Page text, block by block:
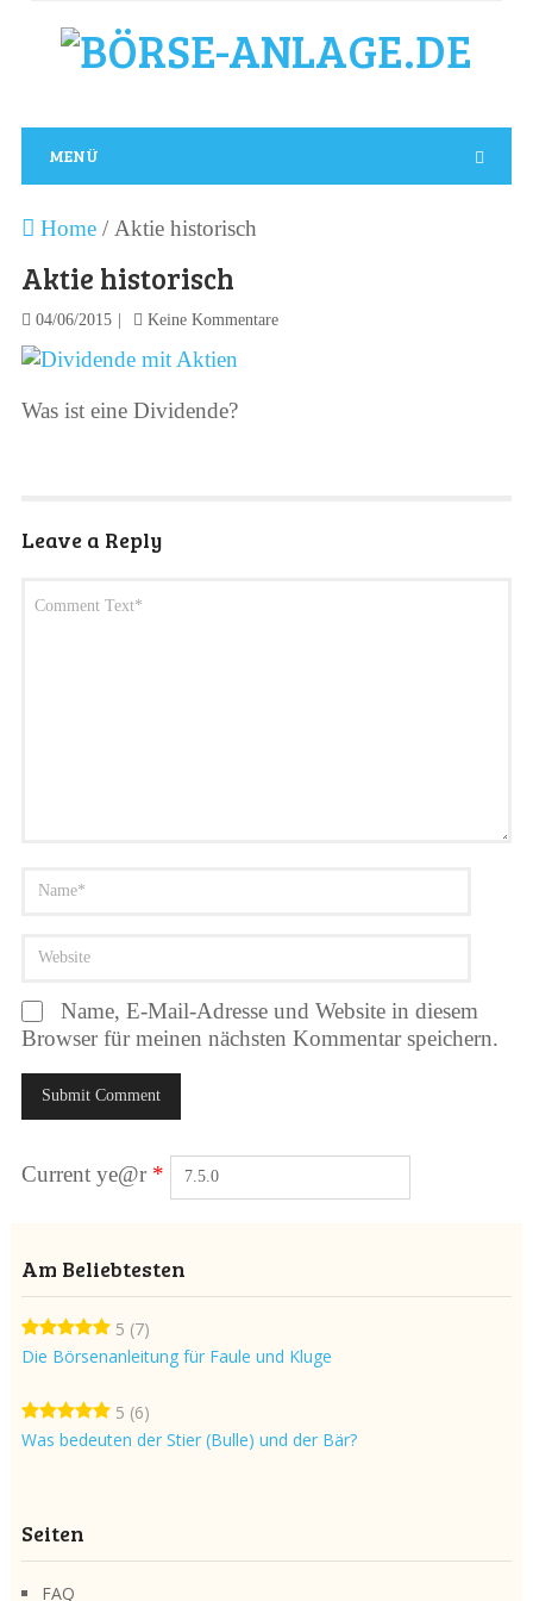
MENÜ
Home/ Aktie historisch
Aktie historisch
04/06/2015 Keine Kommentare
Was ist eine Dividende?
Leave a Reply
Name, E-Mail-Adresse und Website in diesem
Browser für meinen nächsten Kommentar speichern.
Current ye@r *
Am Beliebtesten
5 (7)
Die Börsenanleitung für Faule und Kluge
5 (6)
Was bedeuten der Stier (Bulle) und der Bär?
Seiten
FAQ